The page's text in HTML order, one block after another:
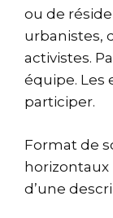
ou de
urbanistes,
activistes.
équipe. Les
participer.
Format de
horizontaux
d’une